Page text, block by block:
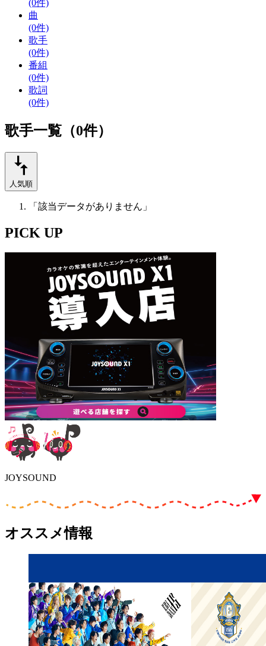
(0件)
曲
(0件)
歌手
(0件)
番組
(0件)
歌詞
(0件)
歌手一覧（0件）
人気順
「該当データがありません」
PICK UP
JOYSOUND
オススメ情報